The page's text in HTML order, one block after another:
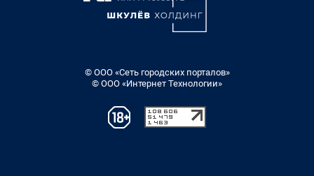
© ООО «Сеть городских порталов»
© ООО «Интернет Технологии»